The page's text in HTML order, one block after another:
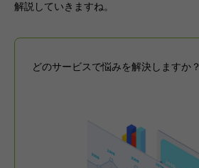
解説していきますね。
どのサービスで悩みを解決しますか？